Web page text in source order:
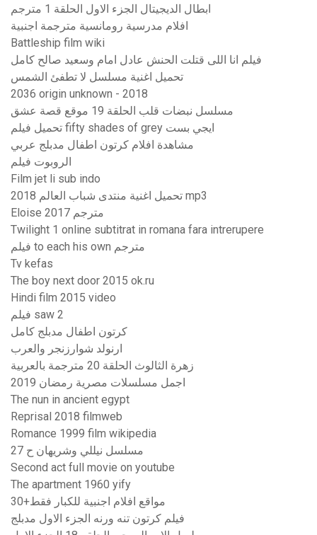
ابطال الديجيتال الجزء الاول الحلقة 1 مترجم
افلام مدرسية رومانسية مترجمة اجنبية
Battleship film wiki
فيلم انا اللى قتلت الحنش عادل امام وسعيد صالح كامل
تحميل اغنية مسلسل لا تطفئ الشمس
2036 origin unknown - 2018
مسلسل نبضات قلب الحلقة 19 موقع قصة عشق
تحميل فيلم fifty shades of grey ايجي بست
مشاهدة افلام كرتون اطفال مدبلج عربي
الروبوت فيلم
Film jet li sub indo
تحميل اغنية منتدى شباب العالم 2018 mp3
Eloise 2017 مترجم
Twilight 1 online subtitrat in romana fara intrerupere
فيلم to each his own مترجم
Tv kefas
The boy next door 2015 ok.ru
Hindi film 2015 video
فيلم saw 2
كرتون اطفال مدبلج كامل
ارنولد شوارزنجر والعرب
زهرة الثالوث الحلقة 20 مترجمة بالعربية
اجمل مسلسلات مصرية رمضان 2019
The nun in ancient egypt
Reprisal 2018 filmweb
Romance 1999 film wikipedia
مسلسل نيللي وشريهان ح 27
Second act full movie on youtube
The apartment 1960 yify
مواقع افلام اجنبية للكبار فقط+30
فيلم كرتون تنه ورنه الجزء الاول مدبلج